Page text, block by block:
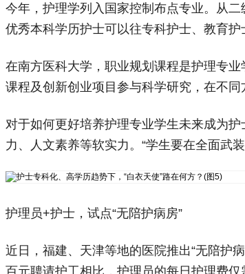
今年，护理学列入国家控制布点专业。从
优秀本科学历护士可以往专科护士、教育护
在南方医科大学，职业规划课程是护理专
课程及创新创业项目参与科学研究，在不
对于如何更好培养护理专业学生未来成为
力、人文素养等软实力。“学生要在全面武
护理员+护士，试点“无陪护病房”
近日，福建、天津等地的医院推出“无陪护
百元聘请护工相比，护理员的每日护理费仅